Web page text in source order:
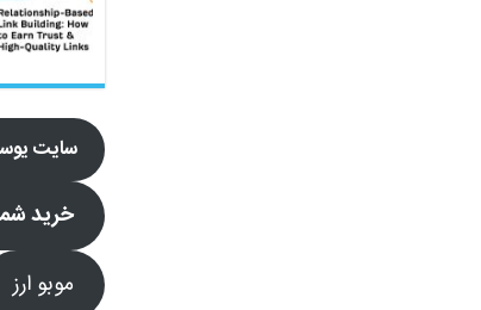
سایت
خرید
موبو ارز